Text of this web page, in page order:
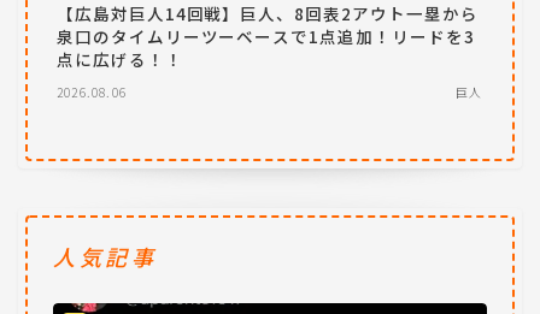
【広島対巨人14回戦】巨人、8回表2アウト一塁から
泉口のタイムリーツーベースで1点追加！リードを3
点に広げる！！
2026.08.06 巨人
人気記事